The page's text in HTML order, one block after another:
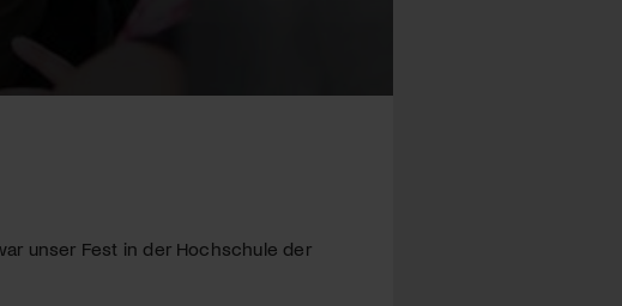
unser Fest in der Hochschule der